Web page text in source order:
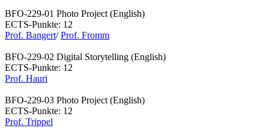
BFO-229-01 Photo Project (English)
ECTS-Punkte: 12
Prof. Bangert/Prof. Fromm
BFO-229-02 Digital Storytelling (English)
ECTS-Punkte: 12
Prof. Hauri
BFO-229-03 Photo Project (English)
ECTS-Punkte: 12
Prof. Trippel